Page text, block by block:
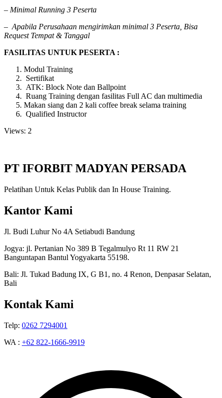
– Minimal Running 3 Peserta
– Apabila Perusahaan mengirimkan minimal 3 Peserta, Bisa
Request Tempat & Tanggal
FASILITAS UNTUK PESERTA :
Modul Training
Sertifikat
ATK: Block Note dan Ballpoint
Ruang Training dengan fasilitas Full AC dan multimedia
Makan siang dan 2 kali coffee break selama training
Qualified Instructor
Views: 2
PT IFORBIT MADYAN PERSADA
Pelatihan Untuk Kelas Publik dan In House Training.
Kantor Kami
Jl. Budi Luhur No 4A Setiabudi Bandung
Jogya: jl. Pertanian No 389 B Tegalmulyo Rt 11 RW 21
Banguntapan Bantul Yogyakarta 55198.
Bali: Jl. Tukad Badung IX, G B1, no. 4 Renon, Denpasar Selatan,
Bali
Kontak Kami
Telp: 0262 7294001
WA : +62 822-1666-9919